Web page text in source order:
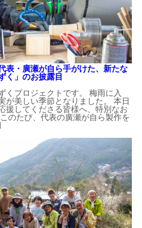
表・廣瀬が自ら手がけた、新たな
く」のお披露目
くプロジェクトです。 梅雨に入
が美しい季節となりました。 本日
援してくださる皆様へ、特別なお
のたび、代表の廣瀬が自ら製作を